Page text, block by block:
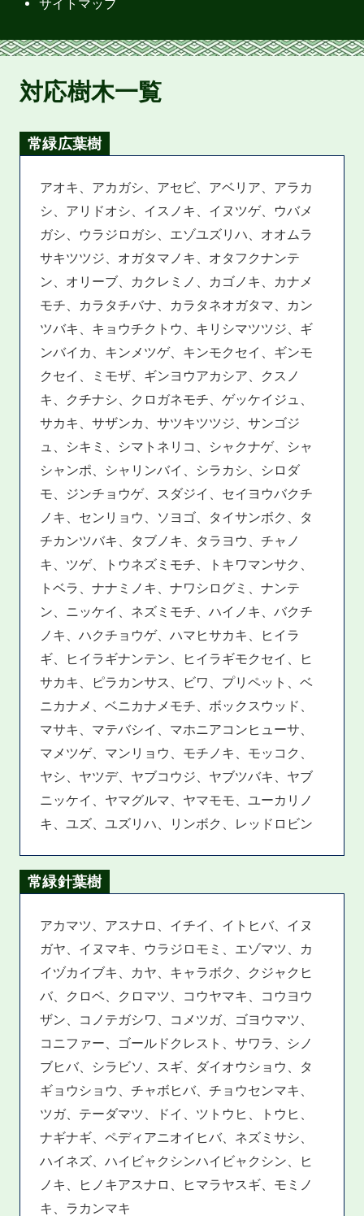
サイトマップ
対応樹木一覧
常緑広葉樹
アオキ、アカガシ、アセビ、アベリア、アラカ
シ、アリドオシ、イスノキ、イヌツゲ、ウバメ
ガシ、ウラジロガシ、エゾユズリハ、オオムラ
サキツツジ、オガタマノキ、オタフクナンテ
ン、オリーブ、カクレミノ、カゴノキ、カナメ
モチ、カラタチバナ、カラタネオガタマ、カン
ツバキ、キョウチクトウ、キリシマツツジ、ギ
ンバイカ、キンメツゲ、キンモクセイ、ギンモ
クセイ、ミモザ、ギンヨウアカシア、クスノ
キ、クチナシ、クロガネモチ、ゲッケイジュ、
サカキ、サザンカ、サツキツツジ、サンゴジ
ュ、シキミ、シマトネリコ、シャクナゲ、シャ
シャンポ、シャリンバイ、シラカシ、シロダ
モ、ジンチョウゲ、スダジイ、セイヨウバクチ
ノキ、センリョウ、ソヨゴ、タイサンボク、タ
チカンツバキ、タブノキ、タラヨウ、チャノ
キ、ツゲ、トウネズミモチ、トキワマンサク、
トベラ、ナナミノキ、ナワシログミ、ナンテ
ン、ニッケイ、ネズミモチ、ハイノキ、バクチ
ノキ、ハクチョウゲ、ハマヒサカキ、ヒイラ
ギ、ヒイラギナンテン、ヒイラギモクセイ、ヒ
サカキ、ピラカンサス、ビワ、プリペット、ベ
ニカナメ、ベニカナメモチ、ボックスウッド、
マサキ、マテバシイ、マホニアコンヒューサ、
マメツゲ、マンリョウ、モチノキ、モッコク、
ヤシ、ヤツデ、ヤブコウジ、ヤブツバキ、ヤブ
ニッケイ、ヤマグルマ、ヤマモモ、ユーカリノ
キ、ユズ、ユズリハ、リンボク、レッドロビン
常緑針葉樹
アカマツ、アスナロ、イチイ、イトヒバ、イヌ
ガヤ、イヌマキ、ウラジロモミ、エゾマツ、カ
イヅカイブキ、カヤ、キャラボク、クジャクヒ
バ、クロベ、クロマツ、コウヤマキ、コウヨウ
ザン、コノテガシワ、コメツガ、ゴヨウマツ、
コニファー、ゴールドクレスト、サワラ、シノ
ブヒバ、シラビソ、スギ、ダイオウショウ、タ
ギョウショウ、チャボヒバ、チョウセンマキ、
ツガ、テーダマツ、ドイ、ツトウヒ、トウヒ、
ナギナギ、ペディアニオイヒバ、ネズミサシ、
ハイネズ、ハイビャクシンハイビャクシン、ヒ
ノキ、ヒノキアスナロ、ヒマラヤスギ、モミノ
キ、ラカンマキ